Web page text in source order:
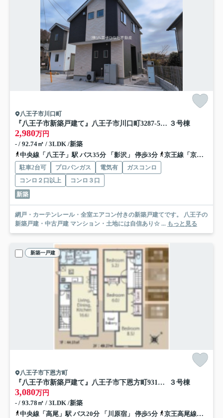
八王子市川口町
『八王子市新築戸建て』八王子市川口町3287-5【仲介手数料無料】 ２４−６期 ３号棟
2,980万円
- / 92.74㎡ / 3LDK /新築
中央線「八王子」駅 バス35分 「影沢」 停歩3分
京王線「京王八王子」駅 バス40分 「影沢」 停歩3分
駐車2台可 プロパンガス 電気有
ガスコンロ
コンロ２口以上
コンロ３口
新築
網戸・カーテンレール・全室エアコン付きの新築戸建てです。 八王子の
新築戸建・中古戸建 マンション・土地には自信あり☆ ... もっと見る
新築一戸建
八王子市下恩方町
『八王子市新築戸建て』八王子市下恩方町931【仲介手数料無料】 ２４－１期 ３号棟
3,080万円
- / 93.78㎡ / 3LDK /新築
中央線「高尾」駅 バス20分 「川原宿」 停歩5分
京王高尾線「高尾」駅 バス30分 「河原宿」 停歩5分